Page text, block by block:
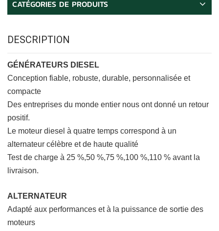
CATÉGORIES DE PRODUITS
DESCRIPTION
GÉNÉRATEURS DIESEL
Conception fiable, robuste, durable, personnalisée et
compacte
Des entreprises du monde entier nous ont donné un retour
positif.
Le moteur diesel à quatre temps correspond à un
alternateur célèbre et de haute qualité
Test de charge à 25 %,50 %,75 %,100 %,110 % avant la
livraison.
ALTERNATEUR
Adapté aux performances et à la puissance de sortie des
moteurs